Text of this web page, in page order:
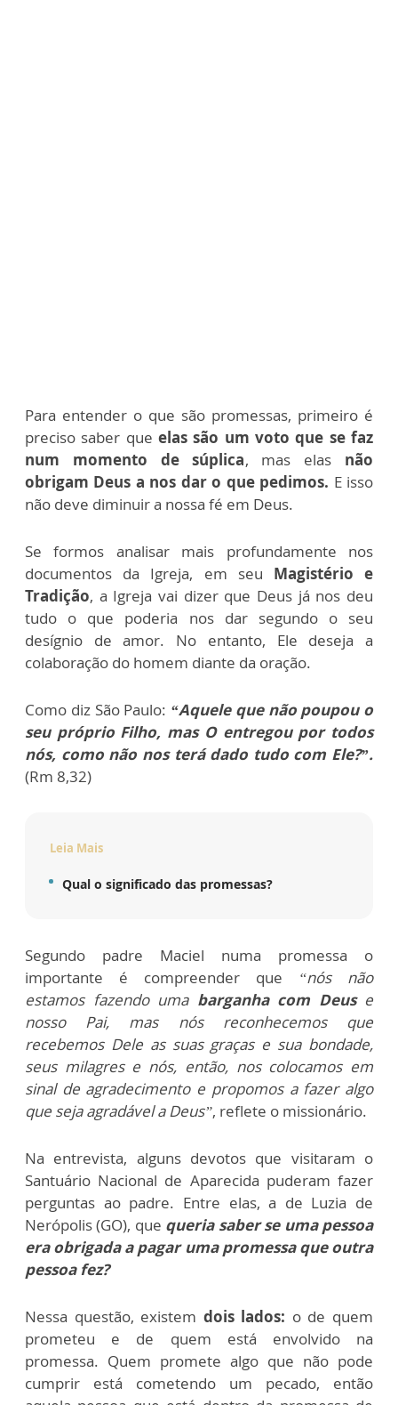
Para entender o que são promessas, primeiro é
preciso saber que elas são um voto que se faz
num momento de súplica, mas elas não
obrigam Deus a nos dar o que pedimos. E isso
não deve diminuir a nossa fé em Deus.
Se formos analisar mais profundamente nos
documentos da Igreja, em seu Magistério e
Tradição, a Igreja vai dizer que Deus já nos deu
tudo o que poderia nos dar segundo o seu
desígnio de amor. No entanto, Ele deseja a
colaboração do homem diante da oração.
Como diz São Paulo: “Aquele que não poupou o
seu próprio Filho, mas O entregou por todos
nós, como não nos terá dado tudo com Ele?”.
(Rm 8,32)
Leia Mais
Qual o significado das promessas?
Segundo padre Maciel numa promessa o
importante é compreender que “nós não
estamos fazendo umabarganha com Deuse
nosso Pai, mas nós reconhecemos que
recebemos Dele as suas graças e sua bondade,
seus milagres e nós, então, nos colocamos em
sinal de agradecimento e propomos a fazer algo
que seja agradável a Deus”, reflete o missionário.
Na entrevista, alguns devotos que visitaram o
Santuário Nacional de Aparecida puderam fazer
perguntas ao padre. Entre elas, a de Luzia de
Nerópolis (GO), que queria saber se uma pessoa
era obrigada a pagar uma promessa que outra
pessoa fez?
Nessa questão, existem dois lados: o de quem
prometeu e de quem está envolvido na
promessa. Quem promete algo que não pode
cumprir está cometendo um pecado, então